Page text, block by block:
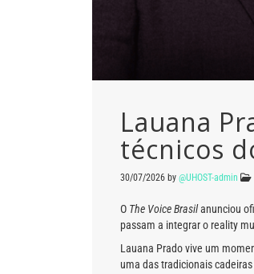
Lauana
técnicos
30/07/2026 by @UHOST-admin
O The Voice Brasilanunciou
passam a integrar o reality
Lauana Prado vive um
uma das tradicionais